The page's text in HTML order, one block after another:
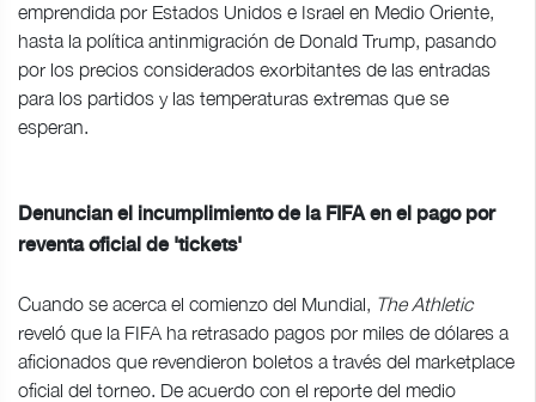
emprendida por Estados Unidos e Israel en Medio Oriente,
hasta la política antinmigración de Donald Trump, pasando
por los precios considerados exorbitantes de las entradas
para los partidos y las temperaturas extremas que se
esperan.
Denuncian el incumplimiento de la FIFA en el pago por
reventa oficial de 'tickets'
Cuando se acerca el comienzo del Mundial, The Athletic
reveló que la FIFA ha retrasado pagos por miles de dólares a
aficionados que revendieron boletos a través del marketplace
oficial del torneo. De acuerdo con el reporte del medio